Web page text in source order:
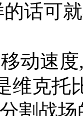
话可
动速
维克托
割战